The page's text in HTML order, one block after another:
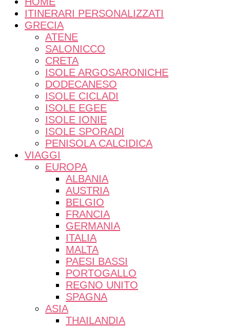
ITINERARI PERSONALIZZATI
GRECIA
ATENE
SALONICCO
CRETA
ISOLE ARGOSARONICHE
DODECANESO
ISOLE CICLADI
ISOLE EGEE
ISOLE IONIE
ISOLE SPORADI
PENISOLA CALCIDICA
VIAGGI
EUROPA
ALBANIA
AUSTRIA
BELGIO
FRANCIA
GERMANIA
ITALIA
MALTA
PAESI BASSI
PORTOGALLO
REGNO UNITO
SPAGNA
ASIA
THAILANDIA